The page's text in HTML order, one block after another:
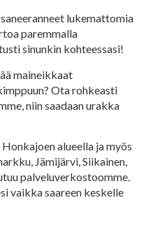
lukemattomia
paremmalla
sinunkin kohteessasi!
maineikkaat
Ota rohkeasti
niin saadaan urakka
alueella ja myös
Jämijärvi, Siikainen,
palveluverkostoomme.
vaikka saareen keskelle